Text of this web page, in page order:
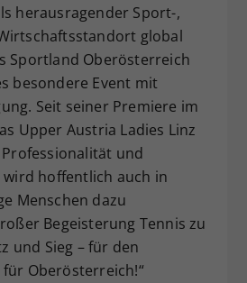
herausragender Sport-,
global
Sportland Oberösterreich
besondere Event mit
Seit seiner Premiere im
Upper Austria Ladies Linz
und
hoffentlich auch in
Menschen dazu
Begeisterung Tennis zu
und Sieg – für den
Oberösterreich!“